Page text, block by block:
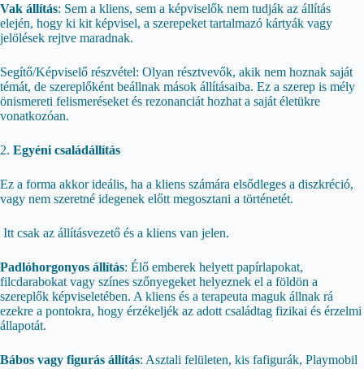
Vak állítás: Sem a kliens, sem a képviselők nem tudják az állítás
elején, hogy ki kit képvisel, a szerepeket tartalmazó kártyák vagy
jelölések rejtve maradnak.
Segítő/Képviselő részvétel: Olyan résztvevők, akik nem hoznak saját
témát, de szereplőként beállnak mások állításaiba. Ez a szerep is mély
önismereti felismeréseket és rezonanciát hozhat a saját életükre
vonatkozóan.
2. Egyéni családállítás
Ez a forma akkor ideális, ha a kliens számára elsődleges a diszkréció,
vagy nem szeretné idegenek előtt megosztani a történetét.
Itt csak az állításvezető és a kliens van jelen.
Padlóhorgonyos állítás: Élő emberek helyett papírlapokat,
filcdarabokat vagy színes szőnyegeket helyeznek el a földön a
szereplők képviseletében. A kliens és a terapeuta maguk állnak rá
ezekre a pontokra, hogy érzékeljék az adott családtag fizikai és érzelmi
állapotát.
Bábos vagy figurás állítás: Asztali felületen, kis fafigurák, Playmobil